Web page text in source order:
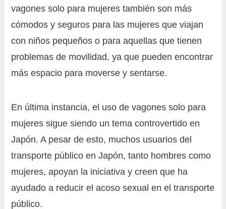
vagones solo para mujeres también son más
cómodos y seguros para las mujeres que viajan
con niños pequeños o para aquellas que tienen
problemas de movilidad, ya que pueden encontrar
más espacio para moverse y sentarse.
En última instancia, el uso de vagones solo para
mujeres sigue siendo un tema controvertido en
Japón. A pesar de esto, muchos usuarios del
transporte público en Japón, tanto hombres como
mujeres, apoyan la iniciativa y creen que ha
ayudado a reducir el acoso sexual en el transporte
público.